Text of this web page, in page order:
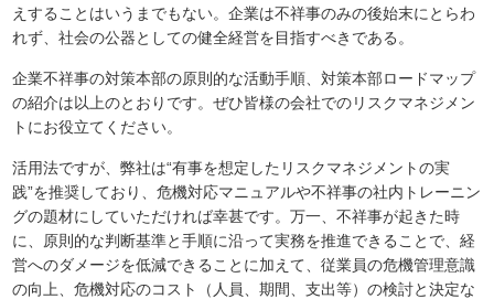
えすることはいうまでもない。企業は不祥事のみの後始末にとらわ
れず、社会の公器としての健全経営を目指すべきである。
企業不祥事の対策本部の原則的な活動手順、対策本部ロードマップ
の紹介は以上のとおりです。ぜひ皆様の会社でのリスクマネジメン
トにお役立てください。
活用法ですが、弊社は“有事を想定したリスクマネジメントの実
践”を推奨しており、危機対応マニュアルや不祥事の社内トレーニン
グの題材にしていただければ幸甚です。万一、不祥事が起きた時
に、原則的な判断基準と手順に沿って実務を推進できることで、経
営へのダメージを低減できることに加えて、従業員の危機管理意識
の向上、危機対応のコスト（人員、期間、支出等）の検討と決定な